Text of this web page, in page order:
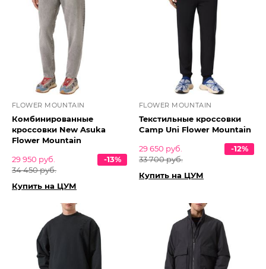
FLOWER MOUNTAIN
Комбинированные
кроссовки New Asuka
Flower Mountain
29 950 руб.
34 450 руб.
-13%
Купить на ЦУМ
FLOWER MOUNTAIN
Текстильные кроссовки
Camp Uni Flower Mountain
29 650 руб.
33 700 руб.
-12%
Купить на ЦУМ